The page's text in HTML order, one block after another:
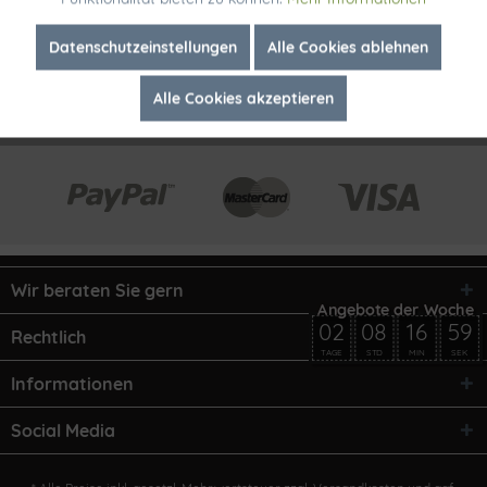
Wir beraten Sie gern
Rechtlich
Informationen
Social Media
Marketing Inaktiv
Datenschutzeinstellungen Alle Cookies ablehnen
Alle Cookies akzeptieren
02
TAGE
08
STD
16
MIN
59
SEK